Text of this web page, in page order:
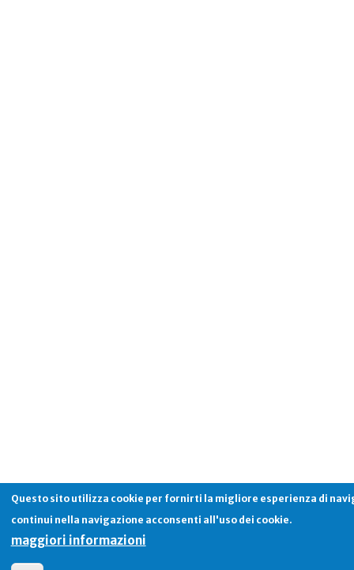
Questo sito utilizza cookie per fornirti la migliore esperienza di
continui nella navigazione acconsenti all'uso dei cookie.
maggiori informazioni